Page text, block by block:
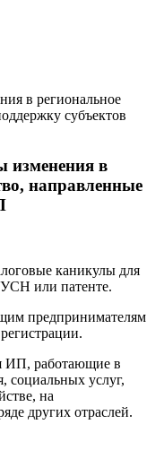
в региональное
субъектов
изменения в
направленные
каникулы для
или патенте.
предпринимателям
ИП, работающие в
социальных услуг,
на
других отраслей.